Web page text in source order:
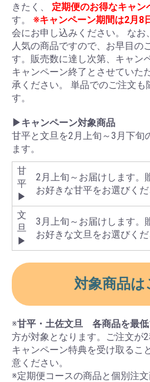
きたく、 定期便のお得なキャン
す。 ※キャンペーン期間は2月8
会にお申し込みください。 な
人気の商品ですので、お早目の
す。販売数に達し次第、キャン
キャンペーン終了とさせていた
承ください。 単品でのご注文も
す。
▶キャンペーン対象商品
甘平と文旦を2月上旬～3月下旬
ます。
甘
平
▶
2月上旬～お届けします。
お好きな甘平をお選びくだ
文
旦
▶
3月上旬～お届けします。
お好きな文旦をお選びくだ
対象商品は
※甘平・土佐文旦 各商品を最低
方が対象となります。ご注文が2
キャンペーン特典を受け取るこ
意ください。
※定期便コースの商品と個別注